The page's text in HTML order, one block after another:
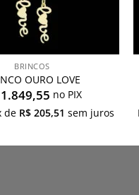
BRINCOS
OURO LOVE
1.849,55 no PIX
de R$ 205,51 sem juros